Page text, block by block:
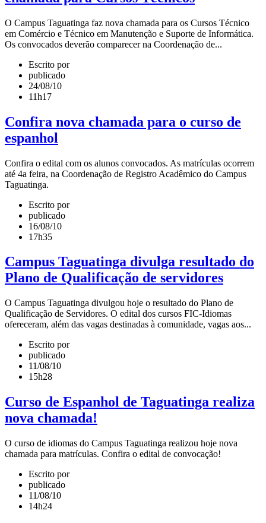
O Campus Taguatinga faz nova chamada para os Cursos Técnico
em Comércio e Técnico em Manutenção e Suporte de Informática.
Os convocados deverão comparecer na Coordenação de...
Escrito por
publicado
24/08/10
11h17
Confira nova chamada para o curso de
espanhol
Confira o edital com os alunos convocados. As matrículas ocorrem
até 4a feira, na Coordenação de Registro Acadêmico do Campus
Taguatinga.
Escrito por
publicado
16/08/10
17h35
Campus Taguatinga divulga resultado do
Plano de Qualificação de servidores
O Campus Taguatinga divulgou hoje o resultado do Plano de
Qualificação de Servidores. O edital dos cursos FIC-Idiomas
ofereceram, além das vagas destinadas à comunidade, vagas aos...
Escrito por
publicado
11/08/10
15h28
Curso de Espanhol de Taguatinga realiza
nova chamada!
O curso de idiomas do Campus Taguatinga realizou hoje nova
chamada para matrículas. Confira o edital de convocação!
Escrito por
publicado
11/08/10
14h24